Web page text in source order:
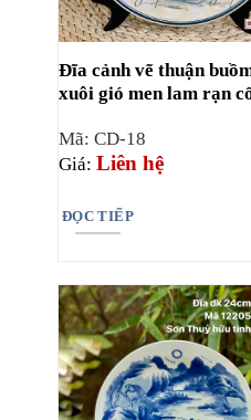
Đĩa cảnh vẽ thuận
xuôi gió men lam rạn
Mã: CD-18
Giá: Liên hệ
ĐỌC TIẾP